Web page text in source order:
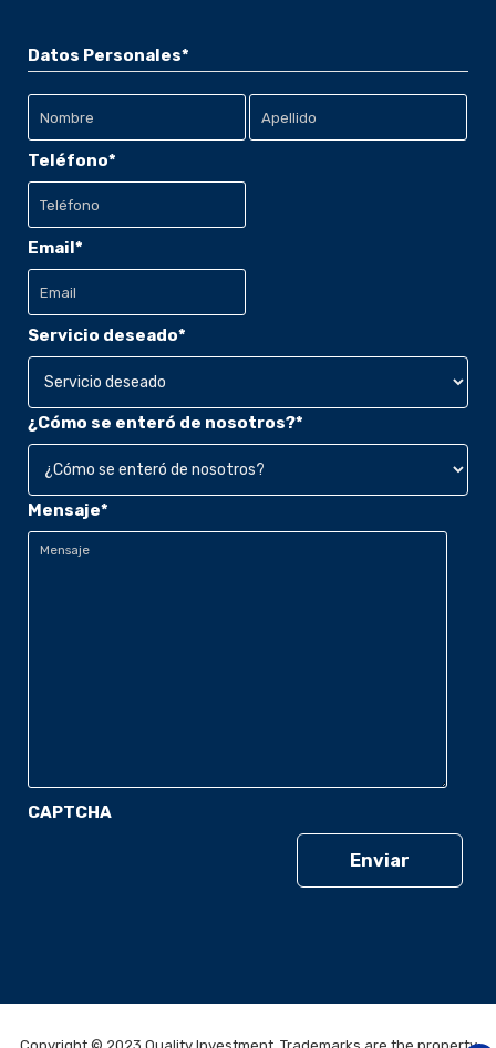
Datos Personales*
Nombre
Apellido
Teléfono*
Email*
Servicio deseado*
¿Cómo se enteró de nosotros?*
Mensaje*
CAPTCHA